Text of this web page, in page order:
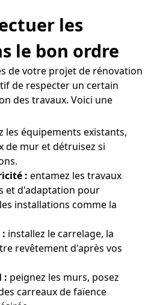
les
le bon ordre
de votre projet de rénovation
de respecter un certain
des travaux. Voici une
les équipements existants,
de mur et détruisez si
: entamez les travaux
et d'adaptation pour
installations comme la
installez le carrelage, la
revêtement d'après vos
: peignez les murs, posez
carreaux de faïence